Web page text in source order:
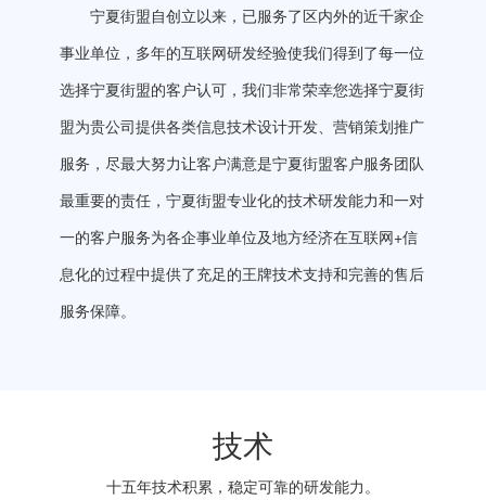
宁夏街盟自创立以来，已服务了区内外的近千家企
事业单位，多年的互联网研发经验使我们得到了每一位
选择宁夏街盟的客户认可，我们非常荣幸您选择宁夏街
盟为贵公司提供各类信息技术设计开发、营销策划推广
服务，尽最大努力让客户满意是宁夏街盟客户服务团队
最重要的责任，宁夏街盟专业化的技术研发能力和一对
一的客户服务为各企事业单位及地方经济在互联网+信
息化的过程中提供了充足的王牌技术支持和完善的售后
服务保障。
技术
十五年技术积累，稳定可靠的研发能力。